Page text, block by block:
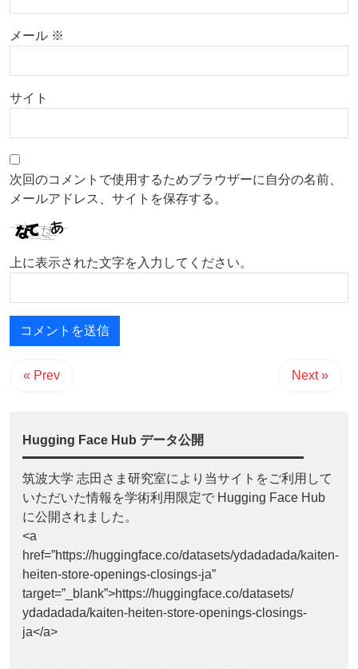
メール ※
サイト
次回のコメントで使用するためブラウザーに自分の名前、
メールアドレス、サイトを保存する。
上に表示された文字を入力してください。
« Prev Next »
Hugging Face Hub データ公開
筑波大学 志田さま研究室により当サイトをご利用して
いただいた情報を学術利用限定で Hugging Face Hub
に公開されました。
<a
href=”https://huggingface.co/datasets/ydadadada/kaiten-
heiten-store-openings-closings-ja”
target=”_blank”>https://huggingface.co/datasets/
ydadadada/kaiten-heiten-store-openings-closings-
ja</a>